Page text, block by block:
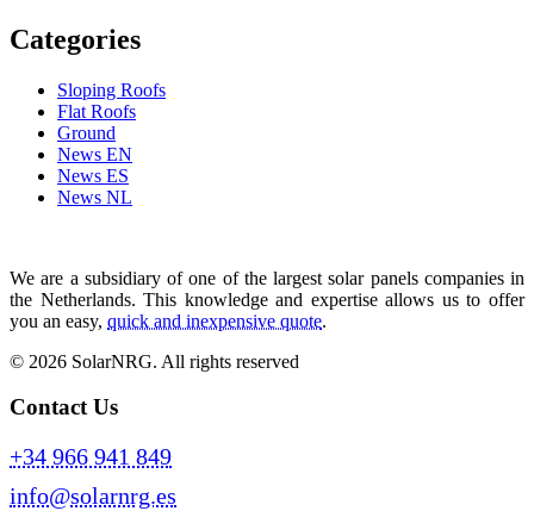
Categories
Sloping Roofs
Flat Roofs
Ground
News EN
News ES
News NL
We are a subsidiary of one of the largest solar panels companies in
the Netherlands. This knowledge and expertise allows us to offer
you an easy, quick and inexpensive quote.
© 2026 SolarNRG. All rights reserved
Contact Us
+34 966 941 849
info@solarnrg.es